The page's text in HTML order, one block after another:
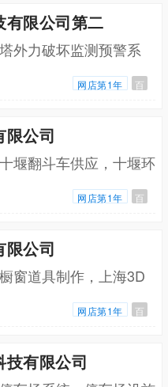
有限公司第二
外力破坏监测预警系
网店第1年 百
限公司
堰翻斗车供应，十堰环
网店第1年 百
限公司
窗道具制作，上海3D
网店第1年 百
技有限公司